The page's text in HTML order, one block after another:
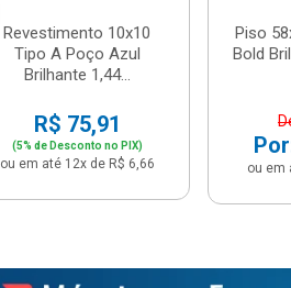
Revestimento 10x10
Tipo A Poço Azul
Brilhante 1,44...
R$ 75,91
(5% de Desconto no PIX)
ou em até 12x de R$ 6,66
Piso
Bold
ou em